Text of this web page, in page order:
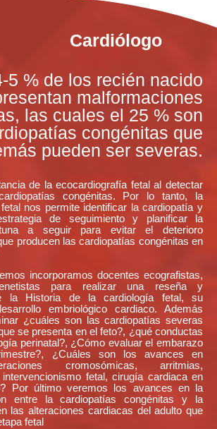
Cardiólogo
5 % de los recién nacido
malformaciones
las cuales el 25 % son
congénitas que
pueden ser severas.
de la ecocardiografía fetal al detectar
congénitas. Por lo tanto, la
nos permite identificar la cardiopatía y
de seguimiento y planificar la
a seguir para evitar el deterioro
producen las cardiopatías congénitas en
incorporamos docentes ecografistas,
para realizar una reseña y
la Historia de la cardiología fetal, su
embriológico cardiaco. Además
¿cuáles son las cardiopatías severas
se presenta en el feto?, ¿qué conductas
perinatal?, ¿Cómo evaluar el embarazo
¿Cuáles son los avances en
cromosómicas, arritmias,
intervencionismo fetal, cirugía cardiaca en
Por último veremos los avances en la
entre la cardiopatías congénitas y la
las alteraciones cardiacas del adulto que
fetal